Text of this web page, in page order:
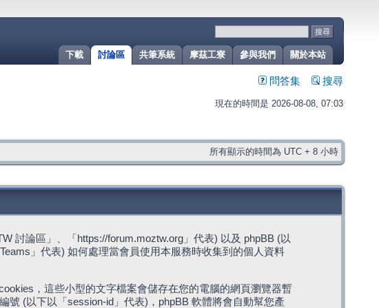
關於本站
參與我們
摩茲工寮
共筆系統
討論區
下載
問答集 搜尋
現在的時間是 2026-08-08, 07:03
所有顯示的時間為 UTC + 8 小時
討論區」、「https://forum.moztw.org」代表) 以及 phpBB (以
」代表) 如何處理當會員使用本服務時收集到的個人資料
，這些小型的文字檔案會儲存在您的電腦的網頁瀏覽器暫
號 (以下以「session-id」代表)，phpBB 軟體將會自動幫您產